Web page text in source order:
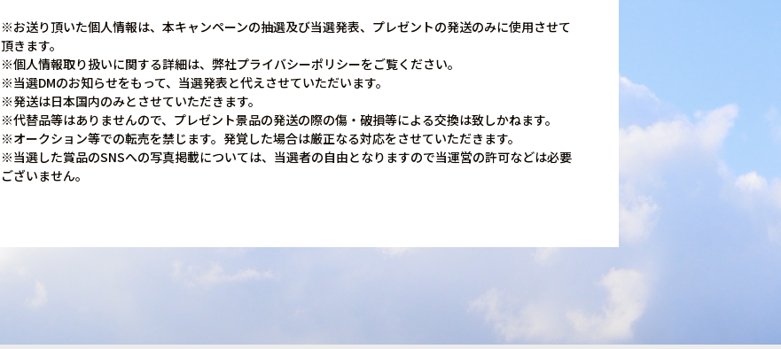
※お送り頂いた個人情報は、本キャンペーンの抽選及び当選発表、プレゼントの発送のみに使用させて
頂きます。
※個人情報取り扱いに関する詳細は、弊社プライバシーポリシーをご覧ください。
※当選DMのお知らせをもって、当選発表と代えさせていただいます。
※発送は日本国内のみとさせていただきます。
※代替品等はありませんので、プレゼント景品の発送の際の傷・破損等による交換は致しかねます。
※オークション等での転売を禁じます。発覚した場合は厳正なる対応をさせていただきます。
※当選した賞品のSNSへの写真掲載については、当選者の自由となりますので当運営の許可などは必要
ございません。